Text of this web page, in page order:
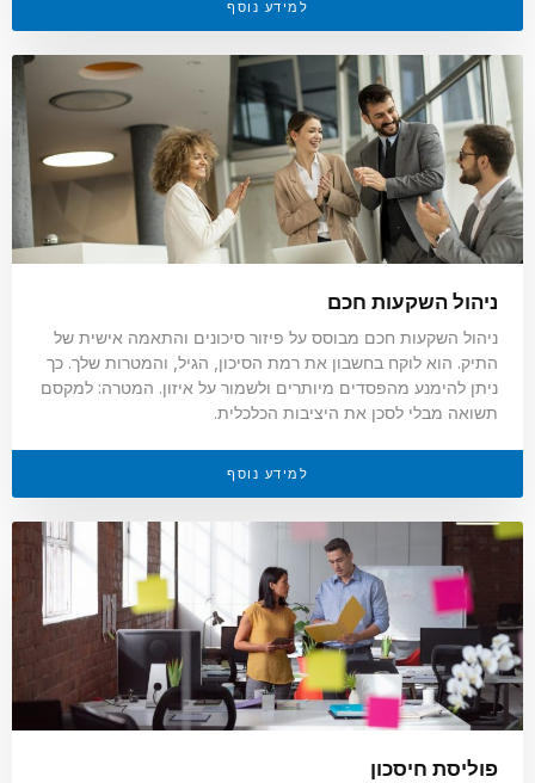
למידע נוסף
ניהול השקעות חכם
ניהול השקעות חכם מבוסס על פיזור סיכונים והתאמה אישית של
התיק. הוא לוקח בחשבון את רמת הסיכון, הגיל, והמטרות שלך. כך
ניתן להימנע מהפסדים מיותרים ולשמור על איזון. המטרה: למקסם
תשואה מבלי לסכן את היציבות הכלכלית.
למידע נוסף
פוליסת חיסכון